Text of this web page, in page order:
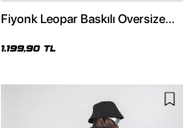
Fiyonk Leopar Baskılı Oversize
1.199,90 TL